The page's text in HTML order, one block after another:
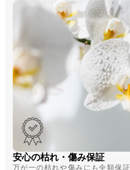
安心の枯れ・傷み保証
万が一の枯れや傷みにも全額保